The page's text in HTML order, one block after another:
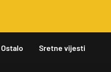
Ostalo Sretne vijesti